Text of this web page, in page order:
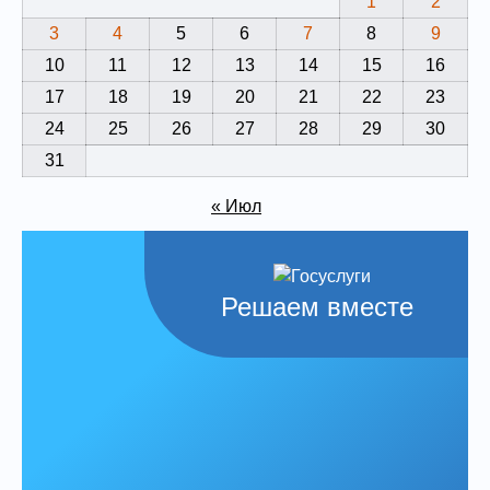
3
4 5 6 7 8
9
10
11 12 13 14 15
16
17
18 19 20 21 22
23
24
25 26 27 28 29
30
31
« Июл
Решаем вместе